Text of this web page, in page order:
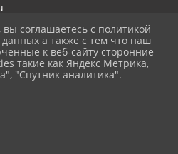
данных
соглашаетесь с политикой
а также с тем что наш
к веб-сайту сторонние
такие как Яндекс Метрика,
"Спутник аналитика".